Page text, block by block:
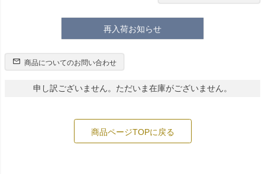
再入荷お知らせ
商品についてのお問い合わせ
申し訳ございません。ただいま在庫がございません。
商品ページTOPに戻る